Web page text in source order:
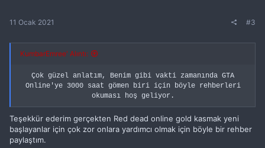
11 Ocak 2021 #3
KumbarEmree' Alıntı:
Çok güzel anlatım, Benim gibi vakti zamanında GTA
Online'ye 3000 saat gömen biri için böyle rehberleri
okuması hoş geliyor.
Teşekkür ederim gerçekten Red dead online gold kasmak yeni
başlayanlar için çok zor onlara yardımcı olmak için böyle bir rehber
paylaştım.